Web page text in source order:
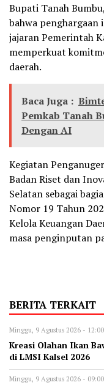
Bupati Tanah
bahwa penghargaan
jajaran Pemerintah
memperkuat
daerah.
Baca Juga :
Pemkab Tanah
Dengan AI
Kegiatan
Badan Riset dan
Selatan sebagai
Nomor 19 Tahun
Kelola Keuangan
masa penginputan
BERITA TERKAIT
Minggu, 9 Agustus 2026 -
Kreasi Olahan Ikan
di LMSI Kalsel 2026
Minggu, 9 Agustus 2026 -